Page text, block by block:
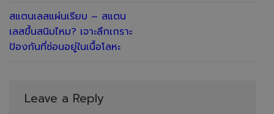
สแตนเลสแผ่นเรียบ – สแตน
เลสขึ้นสนิมไหม? เจาะลึกเกราะ
ป้องกันที่ซ่อนอยู่ในเนื้อโลหะ
Leave a Reply